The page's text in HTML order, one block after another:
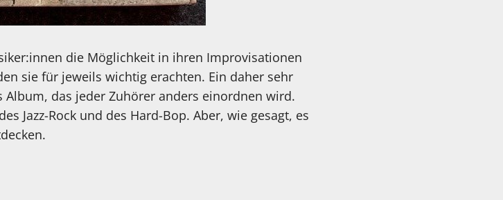
die Möglichkeit in ihren Improvisationen
sie für jeweils wichtig erachten. Ein daher sehr
das jeder Zuhörer anders einordnen wird.
Jazz-Rock und des Hard-Bop. Aber, wie gesagt, es